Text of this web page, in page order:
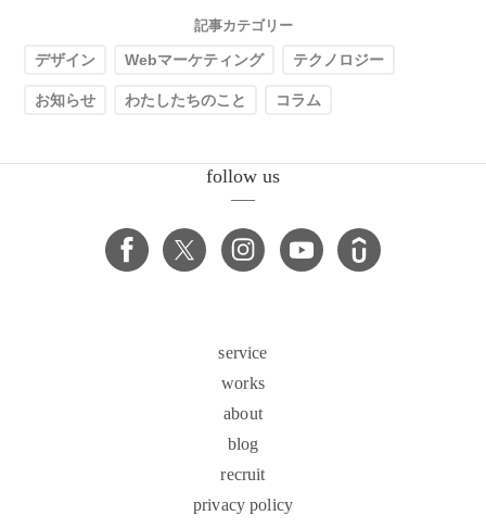
記事カテゴリー
デザイン Webマーケティング テクノロジー
お知らせ わたしたちのこと コラム
follow us
service
works
about
blog
recruit
privacy policy